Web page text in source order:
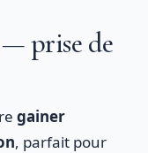
— prise de
gainer
, parfait pour